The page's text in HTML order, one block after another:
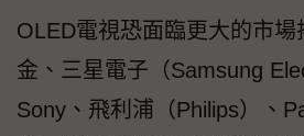
OLED電視恐面臨更大的市
金、三星電子（Samsung
Sony、飛利浦（Philips）、